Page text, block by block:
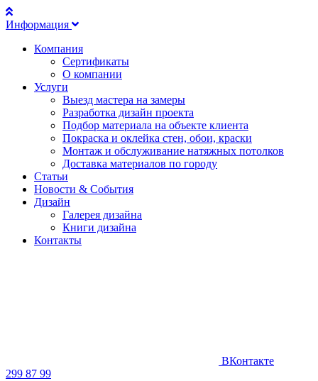
Информация
Компания
Сертификаты
О компании
Услуги
Выезд мастера на замеры
Разработка дизайн проекта
Подбор материала на объекте клиента
Покраска и оклейка стен, обои, краски
Монтаж и обслуживание натяжных потолков
Доставка материалов по городу
Статьи
Новости & События
Дизайн
Галерея дизайна
Книги дизайна
Контакты
ВКонтакте
299 87 99